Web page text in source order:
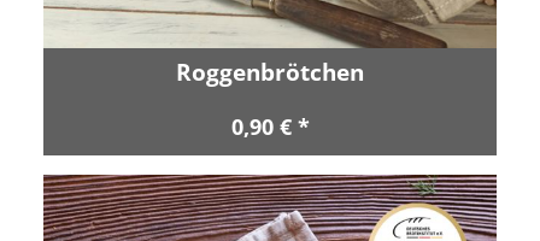
Roggenbrötchen
0,90 € *